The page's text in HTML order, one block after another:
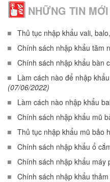
NHỮNG TIN
Thủ tục nhập khẩu vali,
Chính sách nhập khẩu tăm
Chính sách nhập khẩu bàn
Làm cách nào để nhập
(07/06/2022)
Làm cách nào nhập khẩu
Chính sách nhập khẩu mũ
Thủ tục nhập khẩu mũ bảo
Chính sách nhập khẩu ổ
Chính sách nhập khẩu máy
Chính sách nhập khẩu